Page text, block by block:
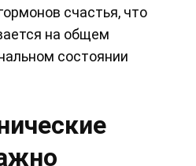
счастья, что
на общем
состоянии